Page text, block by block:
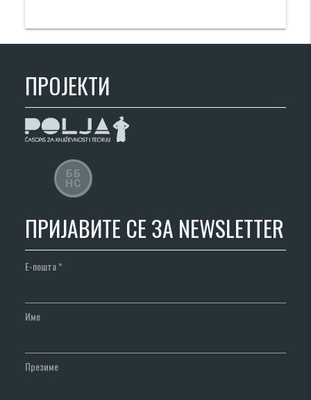
ПРОЈЕКТИ
ПРИЈАВИТЕ СЕ ЗА NEWSLETTER
Е-пошта*
Име
Презиме